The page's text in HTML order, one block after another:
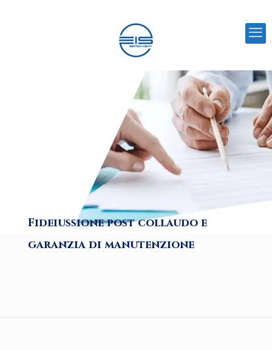
Fideiussione post collaudo e
garanzia di manutenzione